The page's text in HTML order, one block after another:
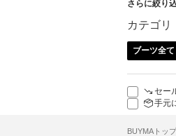
さらに絞り
カテゴリ
ブーツ全て
セー
手元
BUYMAトップ